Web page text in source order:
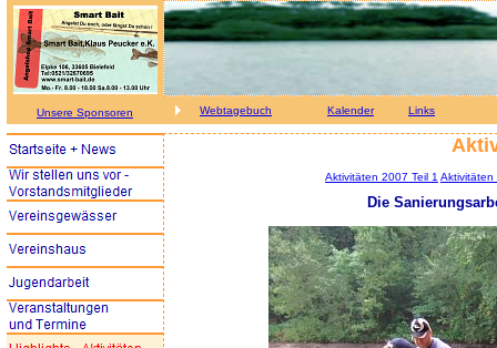
Unsere Sponsoren Webtagebuch Kalender Links
Aktivitäten 2007 Teil 1 Aktivitäten
Die